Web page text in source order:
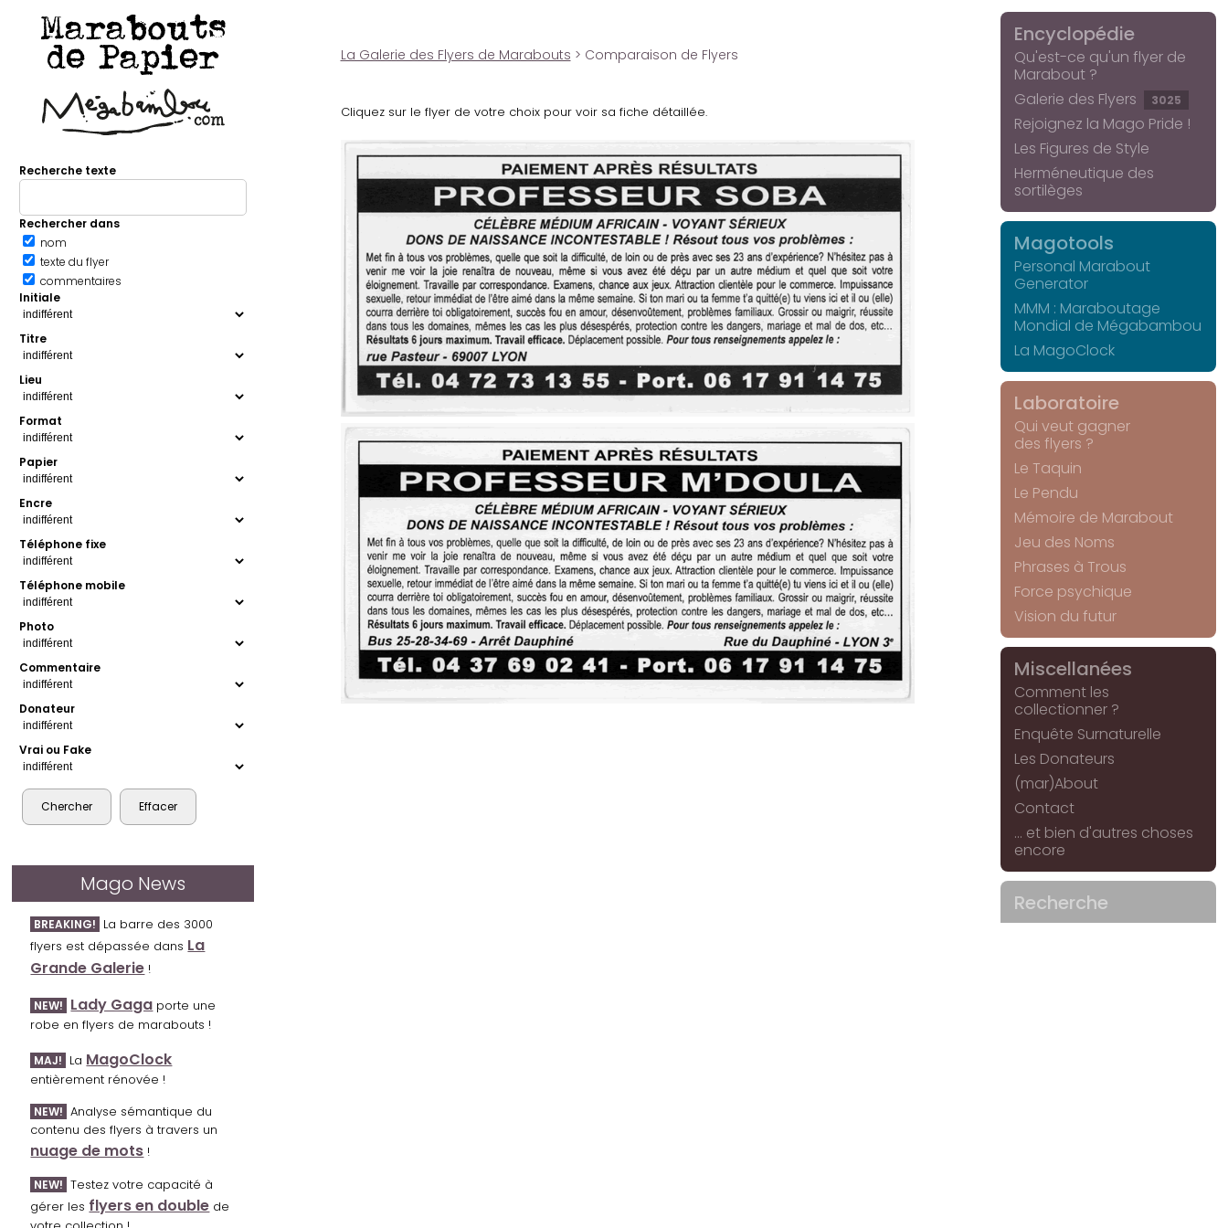
Marabouts
de Papier
Recherche texte
Rechercher dans
nom
texte du flyer
commentaires
Initiale
Titre
Lieu
Format
Papier
Encre
Téléphone fixe
Téléphone mobile
Photo
Commentaire
Donateur
Vrai ou Fake
Mago News
BREAKING! La barre des 3000
flyers est dépassée dans La
Grande Galerie !
NEW! Lady Gaga porte une
robe en flyers de marabouts !
MAJ! La MagoClock
entièrement rénovée !
NEW! Analyse sémantique du
contenu des flyers à travers un
nuage de mots !
NEW! Testez votre capacité à
gérer les flyers en double de
La Galerie des Flyers de Marabouts > Comparaison de Flyers
Cliquez sur le flyer de votre choix pour voir sa fiche détaillée.
Encyclopédie
Qu'est-ce qu'un flyer de
Marabout ?
Galerie des Flyers
3025
Rejoignez la Mago Pride !
Les Figures de Style
Herméneutique des
sortilèges
Magotools
Personal Marabout
Generator
MMM : Maraboutage
Mondial de Mégabambou
La MagoClock
Laboratoire
Qui veut gagner
des flyers ?
Le Taquin
Le Pendu
Mémoire de Marabout
Jeu des Noms
Phrases à Trous
Force psychique
Vision du futur
Miscellanées
Comment les
collectionner ?
Enquête Surnaturelle
Les Donateurs
(mar)About
Contact
... et bien d'autres choses
encore
Recherche